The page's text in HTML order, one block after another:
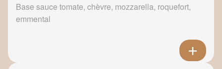
Base sauce tomate, chèvre, mozzarella, roquefort,
emmental